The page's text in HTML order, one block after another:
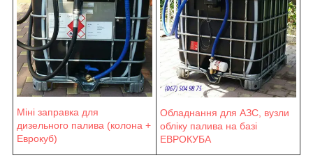
Міні заправка для
дизельного палива (колона +
Еврокуб)
Обладнання для АЗС, вузли
обліку палива на базі
ЕВРОКУБА